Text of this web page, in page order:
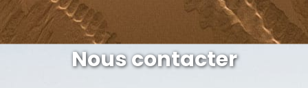
Nous contacter